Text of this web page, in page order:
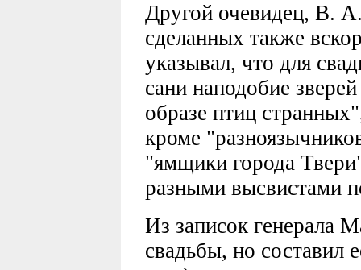
Другой очевидец, В.
сделанных также
указывал, что для
сани наподобие
образе птиц
кроме
"ямщики города
разными высвистами
Из записок генерала
свадьбы, но составил